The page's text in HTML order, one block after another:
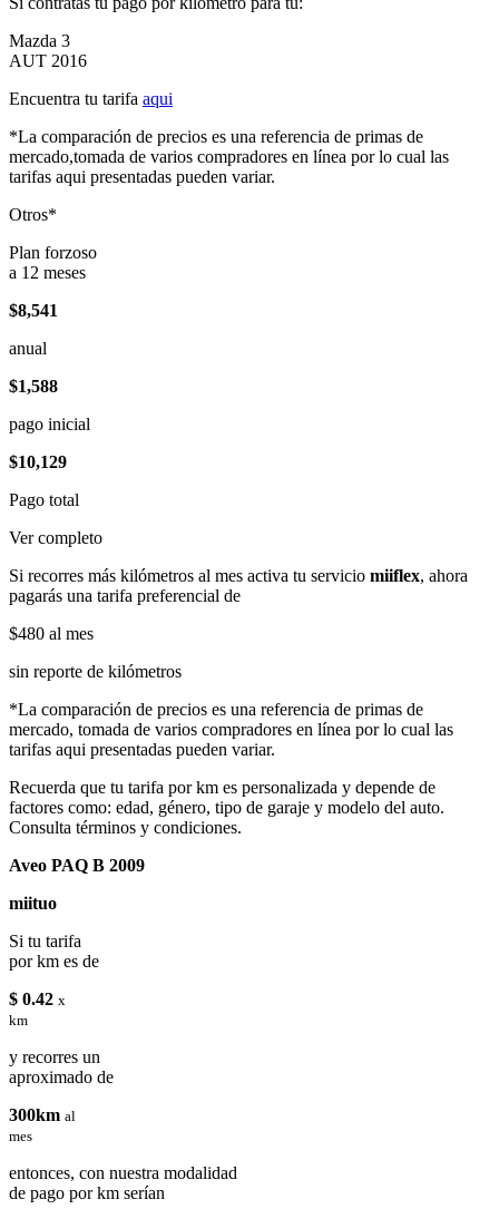
Mazda 3
AUT 2016
Encuentra tu tarifa aqui
*La comparación de precios es una referencia de primas de
mercado,tomada de varios compradores en línea por lo cual las
tarifas aqui presentadas pueden variar.
Otros*
Plan forzoso
a 12 meses
$8,541
anual
$1,588
pago inicial
$10,129
Pago total
Ver completo
Si recorres más kilómetros al mes activa tu servicio miiflex, ahora
pagarás una tarifa preferencial de
$480 al mes
sin reporte de kilómetros
*La comparación de precios es una referencia de primas de
mercado, tomada de varios compradores en línea por lo cual las
tarifas aqui presentadas pueden variar.
Recuerda que tu tarifa por km es personalizada y depende de
factores como: edad, género, tipo de garaje y modelo del auto.
Consulta términos y condiciones.
Aveo PAQ B 2009
miituo
Si tu tarifa
por km es de
$ 0.42 x
km
y recorres un
aproximado de
300km al
mes
entonces, con nuestra modalidad
de pago por km serían